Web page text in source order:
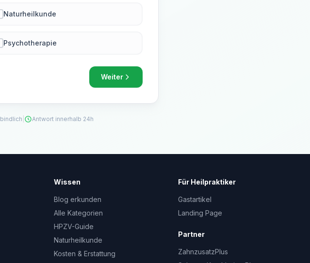
Naturheilkunde
Psychotherapie
Weiter
Antwort innerhalb 24h
Wissen
Blog erkunden
Alle Kategorien
HPZV-Guide
Naturheilkunde
Kosten & Erstattung
Für Heilpraktiker
Gastartikel
Landing Page
Partner
ZahnzusatzPlus